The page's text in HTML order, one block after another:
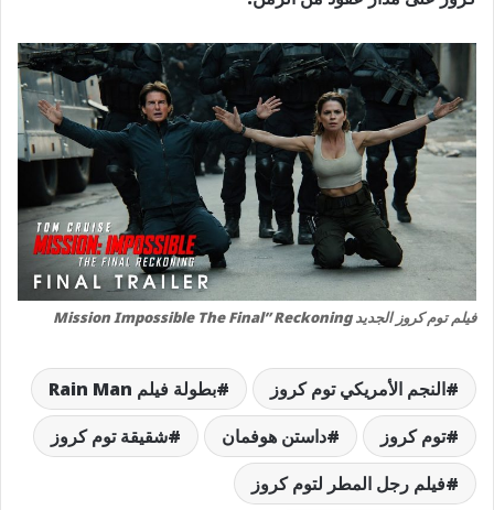
فيلم توم كروز الجديد Mission Impossible The Final” Reckoning
النجم الأمريكي توم كروز
بطولة فيلم Rain Man
توم كروز
داستن هوفمان
شقيقة توم كروز
فيلم رجل المطر لتوم كروز